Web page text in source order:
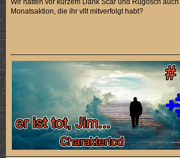
Wir hatten vor kurzem Dank Scar und Rugosch
Monatsaktion, die ihr vllt mitverfolgt habt?